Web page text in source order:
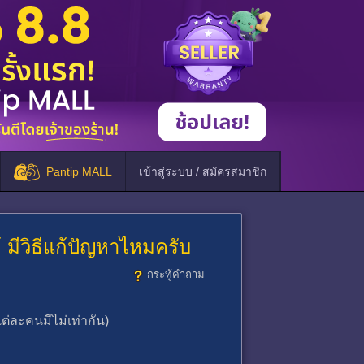
Pantip MALL เข้าสู่ระบบ / สมัครสมาชิก
มีวิธีแก้ปัญหาไหมครับ
กระทู้คำถาม
ละคนมีไม่เท่ากัน)